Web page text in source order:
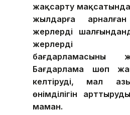
жақсарту
жылдарға
жерлерді
жерлерді
бағдарламасының
Бағдарлама шөп
келтіруді, мал
өнімділігін
маман.